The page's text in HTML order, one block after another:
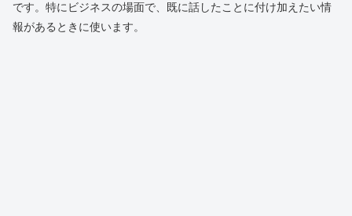
です。特にビジネスの場面で、既に話したことに付け加えたい情
報があるときに使います。